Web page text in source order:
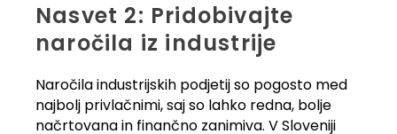
Nasvet 2: Pridobivajte
naročila iz industrije
Naročila industrijskih podjetij so pogosto med
najbolj privlačnimi, saj so lahko redna, bolje
načrtovana in finančno zanimiva. V Sloveniji